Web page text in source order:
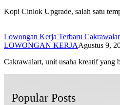
Kopi Cinlok Upgrade, salah satu
Lowongan Kerja Terbaru
LOWONGAN KERJAAgustus 9,
Cakrawalart, unit usaha kreatif yang
Popular Posts